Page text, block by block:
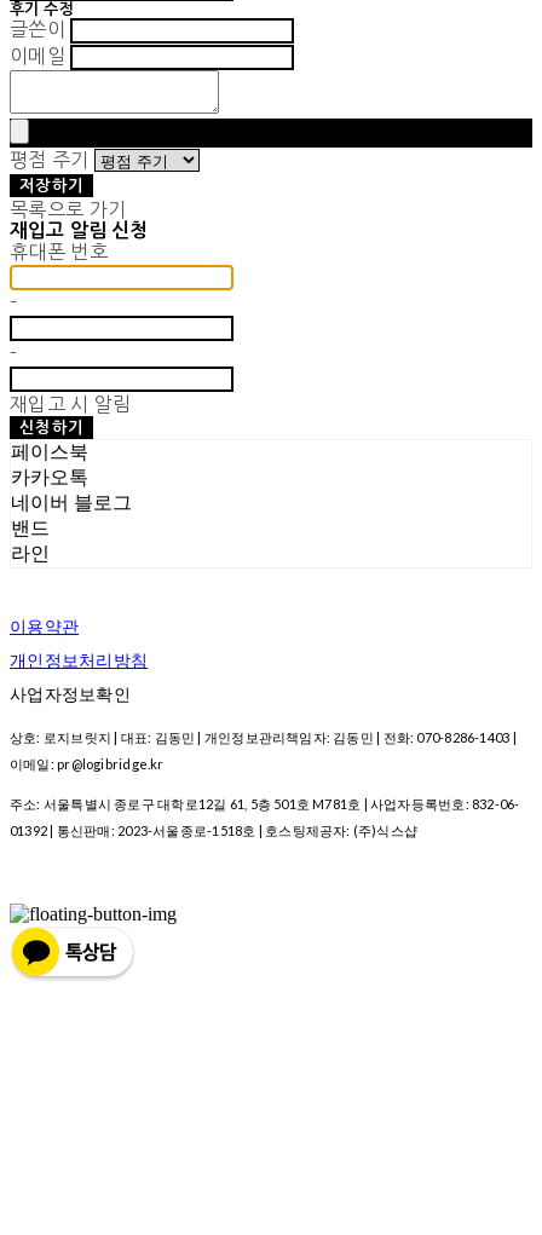
후기 수정
글쓴이
이메일
평점 주기
저장하기
목록으로 가기
재입고 알림 신청
휴대폰 번호
-
-
재입고 시 알림
신청하기
페이스북
카카오톡
네이버 블로그
밴드
라인
이용약관
개인정보처리방침
사업자정보확인
상호: 로지브릿지 | 대표: 김동민 | 개인정보관리책임자: 김동민 | 전화: 070-8286-1403 |
이메일: pr@logibridge.kr
주소: 서울특별시 종로구 대학로12길 61, 5층 501호 M781호 | 사업자등록번호: 832-06-
01392 | 통신판매: 2023-서울종로-1518호 | 호스팅제공자: (주)식스샵